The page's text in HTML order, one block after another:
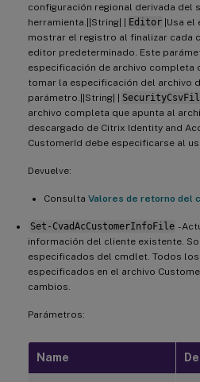
configuración regional derivada del
herramienta.||String| | Editor |Usa el
mostrar el registro al finalizar cada
editor predeterminado. Este
especificación de archivo completa
tomar la especificación del archivo
parámetro.||String| |
archivo completa que apunta al
descargado de Citrix Identity and
CustomerId debe especificarse al
Devuelve:
Consulta Valores de retorno del
Set-CvadAcCustomerInfoFile -
información del cliente existente.
especificados del cmdlet. Todos
especificados en el archivo
cambios.
Parámetros:
Name